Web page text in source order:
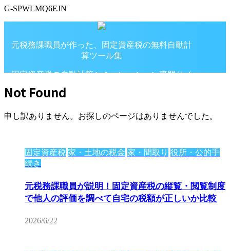
G-SPWLMQ6EJN
元税務課職員が作った、固定資産税の無料自動計
算ツール集
固定資産税の自動計算シミュレーション専門サイ
Not Found
申し訳ありません。お探しのページはありませんでした。
固定資産税 家・土地の税金 家・間取り 役所・公的手
続き
元税務課職員が説明！固定資産税の縦覧・閲覧制度
で他人の評価を調べて自宅の税額が正しいか比較
2026/6/22